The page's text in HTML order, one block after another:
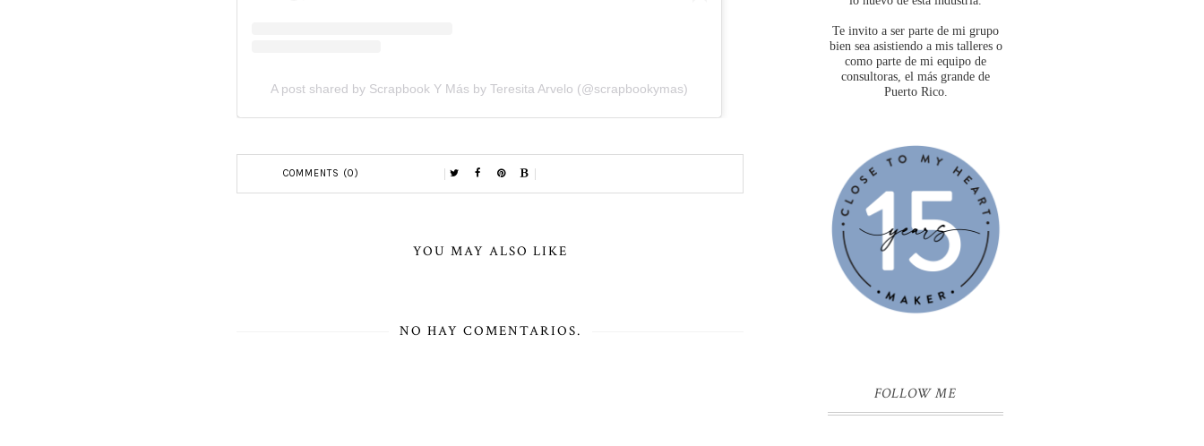
A post shared by Scrapbook Y Más by Teresita Arvelo (@scrapbookymas)
COMMENTS (0)
YOU MAY ALSO LIKE
NO HAY COMENTARIOS.
Te invito a ser parte de mi grupo
bien sea asistiendo a mis talleres o
como parte de mi equipo de
consultoras, el más grande de
Puerto Rico.
FOLLOW ME